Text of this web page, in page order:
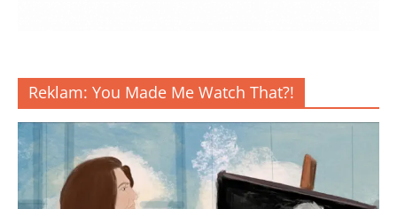
Reklam: You Made Me Watch That?!